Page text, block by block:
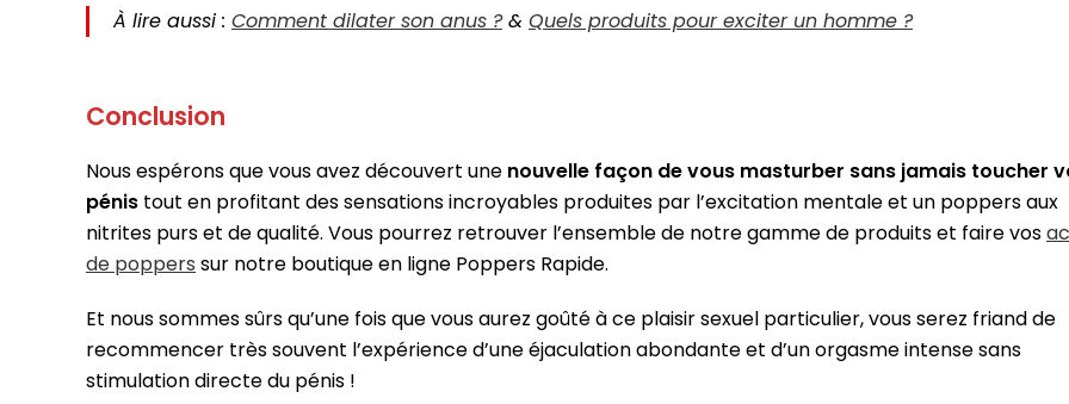
À lire aussi : Comment dilater son anus ?& Quels produits pour exciter un homme ?
Conclusion
Nous espérons que vous avez découvert une nouvelle façon de vous masturber sans jamais toucher
pénis tout en profitant des sensations incroyables produites par l’excitation mentale et un poppers aux
nitrites purs et de qualité. Vous pourrez retrouver l’ensemble de notre gamme de produits et faire vos
de poppers sur notre boutique en ligne Poppers Rapide.
Et nous sommes sûrs qu’une fois que vous aurez goûté à ce plaisir sexuel particulier, vous serez friand de
recommencer très souvent l’expérience d’une éjaculation abondante et d’un orgasme intense sans
stimulation directe du pénis !